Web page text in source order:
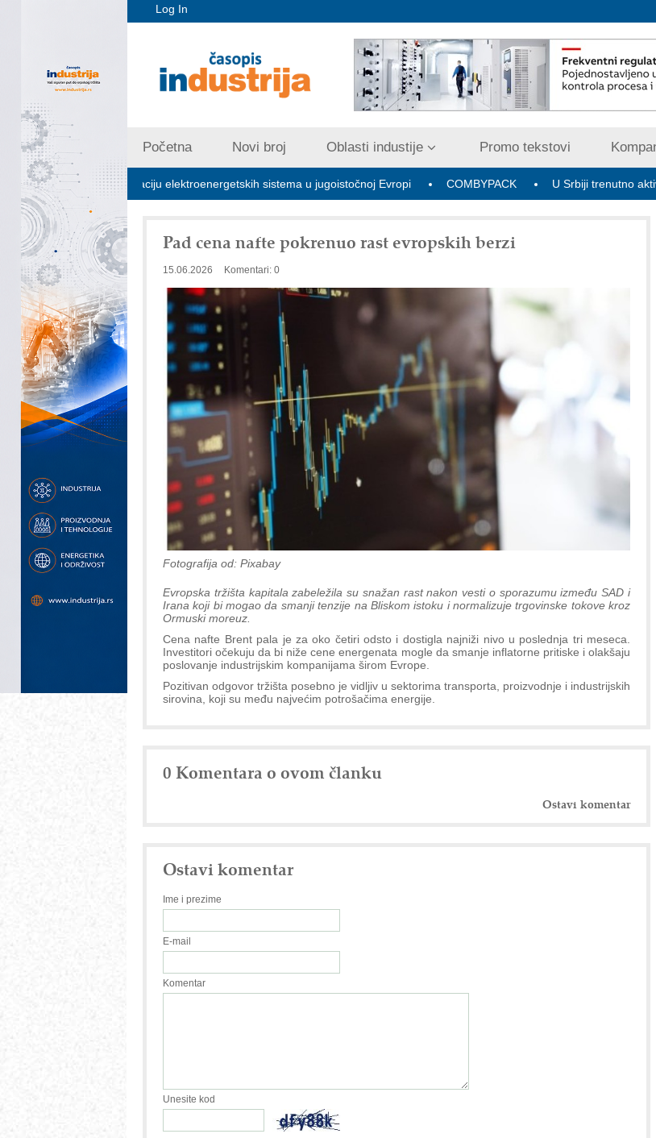
Log In
Početna Novi broj Oblasti industije Promo tekstovi
za stabilizaciju elektroenergetskih sistema u jugoistočnoj Evropi COMBYPACK U Srbiji trenutno aktivne 2.354
Pad cena nafte pokrenuo rast evropskih berzi
15.06.2026 Komentari: 0
Fotografija od: Pixabay
Evropska tržišta kapitala zabeležila su snažan rast nakon vesti o sporazumu između SAD i
Irana koji bi mogao da smanji tenzije na Bliskom istoku i normalizuje trgovinske tokove kroz
Ormuski moreuz.
Cena nafte Brent pala je za oko četiri odsto i dostigla najniži nivo u poslednja tri meseca.
Investitori očekuju da bi niže cene energenata mogle da smanje inflatorne pritiske i olakšaju
poslovanje industrijskim kompanijama širom Evrope.
Pozitivan odgovor tržišta posebno je vidljiv u sektorima transporta, proizvodnje i industrijskih
sirovina, koji su među najvećim potrošačima energije.
0 Komentara o ovom članku
Ostavi komentar
Ostavi komentar
Ime i prezime
E-mail
Komentar
Unesite kod